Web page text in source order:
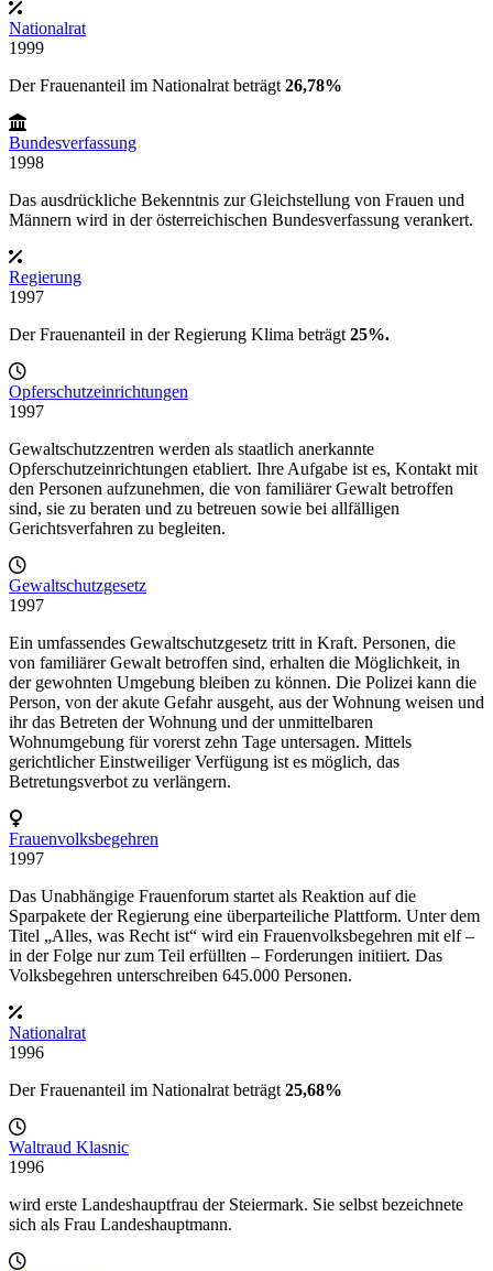
Nationalrat
1999
Der Frauenanteil im Nationalrat beträgt 26,78%
Bundesverfassung
1998
Das ausdrückliche Bekenntnis zur Gleichstellung von Frauen und
Männern wird in der österreichischen Bundesverfassung verankert.
Regierung
1997
Der Frauenanteil in derRegierung Klima beträgt 25%.
Opferschutzeinrichtungen
1997
Gewaltschutzzentren werden als staatlich anerkannte
Opferschutzeinrichtungen etabliert. Ihre Aufgabe ist es, Kontakt mit
den Personen aufzunehmen, die von familiärer Gewalt betroffen
sind, sie zu beraten und zu betreuen sowie bei allfälligen
Gerichtsverfahren zu begleiten.
Gewaltschutzgesetz
1997
Ein umfassendes Gewaltschutzgesetz tritt in Kraft. Personen, die
von familiärer Gewalt betroffen sind, erhalten die Möglichkeit, in
der gewohnten Umgebung bleiben zu können. Die Polizei kann die
Person, von der akute Gefahr ausgeht, aus der Wohnung weisen und
ihr das Betreten der Wohnung und der unmittelbaren
Wohnumgebung für vorerst zehn Tage untersagen. Mittels
gerichtlicher Einstweiliger Verfügung ist es möglich, das
Betretungsverbot zu verlängern.
Frauenvolksbegehren
1997
Das Unabhängige Frauenforum startet als Reaktion auf die
Sparpakete der Regierung eine überparteiliche Plattform. Unter dem
Titel „Alles, was Recht ist“ wird ein Frauenvolksbegehren mit elf –
in der Folge nur zum Teil erfüllten – Forderungen initiiert. Das
Volksbegehren unterschreiben 645.000 Personen.
Nationalrat
1996
Der Frauenanteil im Nationalrat beträgt 25,68%
Waltraud Klasnic
1996
wird erste Landeshauptfrau der Steiermark. Sie selbst bezeichnete
sich als Frau Landeshauptmann.